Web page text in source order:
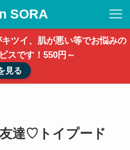
SORA
ツイ、肌が悪い等でお悩みの
スです！550円～
見る
達♡トイプード